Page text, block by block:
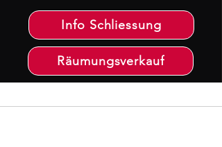
Info Schliessung
Räumungsverkauf